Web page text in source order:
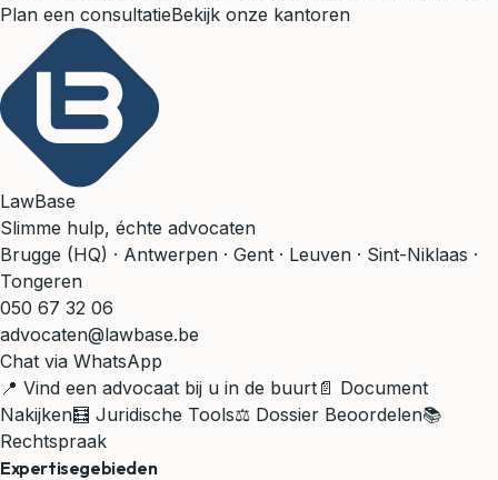
Plan een consultatieBekijk onze kantoren
LawBase
Slimme hulp, échte advocaten
Brugge (HQ) · Antwerpen · Gent · Leuven · Sint-Niklaas ·
Tongeren
050 67 32 06
advocaten@lawbase.be
Chat via WhatsApp
📍 Vind een advocaat bij u in de buurt 📄 Document
Nakijken🧮 Juridische Tools⚖️ Dossier Beoordelen📚
Rechtspraak
Expertisegebieden